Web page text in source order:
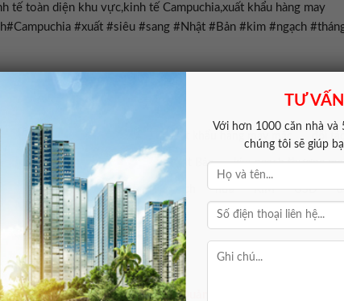
TƯ
Với hơn 1000 căn nhà và
chúng tôi sẽ giúp
tế toàn diện khu vực,kinh tế Campuchia,xuất khẩu hàng may
#xuất #siêu #sang #Nhật #Bản #kim #ngạch
khẩu máy móc Nhật Bản xuất khẩu hàng may mặc đối
thương mại Campuchia Nhật Bản kim ngạch thương
khẩu Campuchia siêu nửa KIM USD
bàn tháng
về việc thành lập thành phố Quảng Ninh thành phố Bắc